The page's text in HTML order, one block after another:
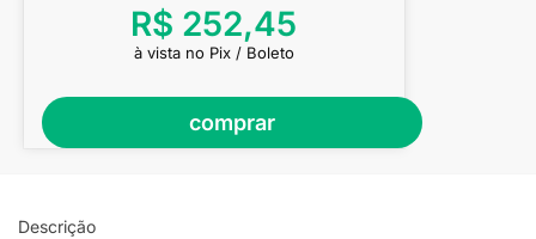
comprar
R$ 252,45
à vista no Pix / Boleto
Descrição